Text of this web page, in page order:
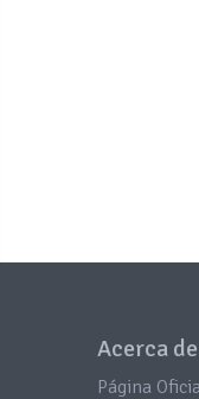
Acerca de
Página